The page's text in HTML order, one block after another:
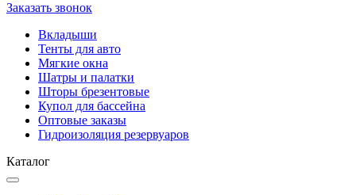
Заказать звонок
Вкладыши
Тенты для авто
Мягкие окна
Шатры и палатки
Шторы брезентовые
Купол для бассейна
Оптовые заказы
Гидроизоляция резервуаров
Каталог